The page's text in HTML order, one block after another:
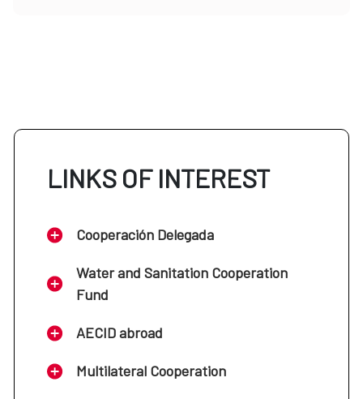
LINKS OF INTEREST
Cooperación Delegada
Water and Sanitation Cooperation
Fund
AECID abroad
Multilateral Cooperation